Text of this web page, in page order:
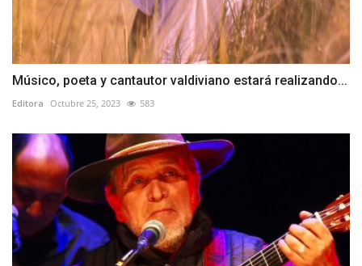
Músico, poeta y cantautor valdiviano estará realizando...
Editora Octubre 25, 2023 583